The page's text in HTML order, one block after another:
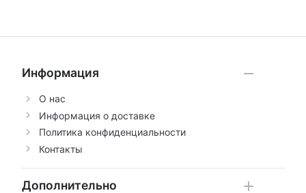
Информация
О нас
Информация о доставке
Политика конфиденциальности
Контакты
Дополнительно